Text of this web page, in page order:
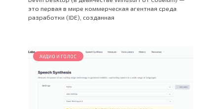
это первая в мире коммерческая агентная среда
разработки (IDE), созданная
АУДИО И ГОЛОС